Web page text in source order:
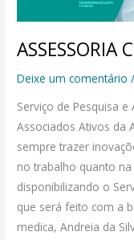
ASSESSORIA
Deixe um comentário
Serviço de Pesquisa
Associados Ativos da
sempre trazer
no trabalho quanto
disponibilizando o
que será feito com a
medica, Andreia da